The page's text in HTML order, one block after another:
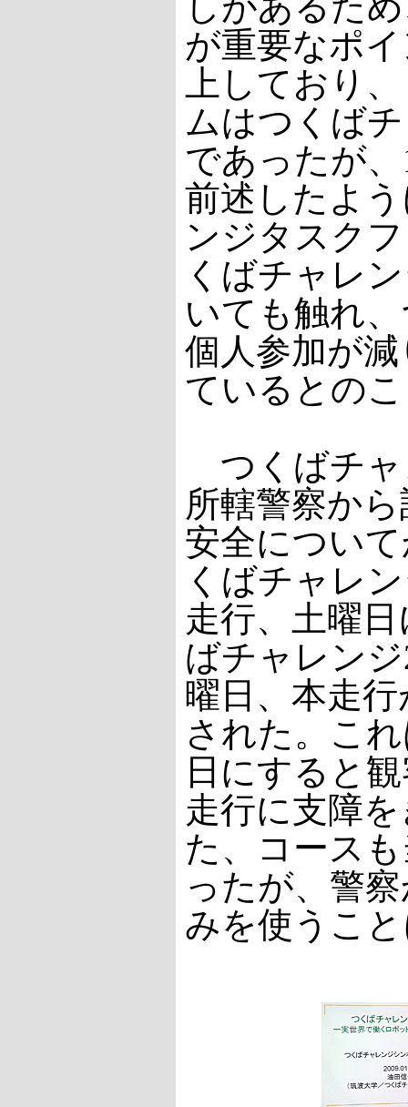
が重要なポ
上しており
ムはつくば
であったが
前述したよ
ンジタスク
くばチャレ
いても触れ
個人参加が
ているとの
つくばチャ
所轄警察か
安全につい
くばチャレ
走行、土曜
ばチャレン
曜日、本走
された。こ
日にすると
走行に支障
た、コース
ったが、警
みを使うこ